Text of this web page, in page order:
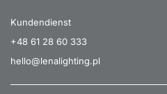
Kundendienst
+48 61 28 60 333
hello@lenalighting.pl